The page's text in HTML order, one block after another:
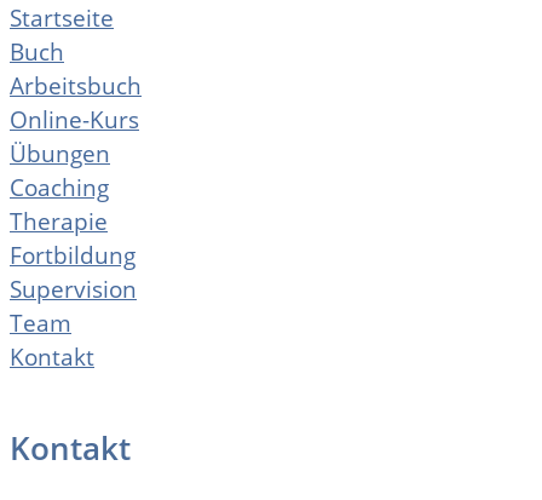
Startseite
Buch
Arbeitsbuch
Online-Kurs
Übungen
Coaching
Therapie
Fortbildung
Supervision
Team
Kontakt
Kontakt